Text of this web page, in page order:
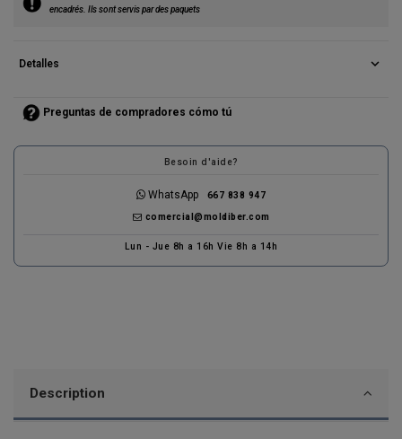
encadrés. Ils sont servis par des paquets
Detalles expand_more
Preguntas de compradores cómo tú
Besoin d'aide?
WhatsApp 667 838 947
comercial@moldiber.com
Lun - Jue 8h a 16h Vie 8h a 14h
Description